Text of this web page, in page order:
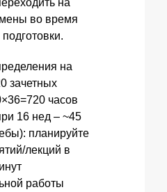
на
во время
на
зачетных
часов
16 нед – ~45
планируйте
лекций в
работы